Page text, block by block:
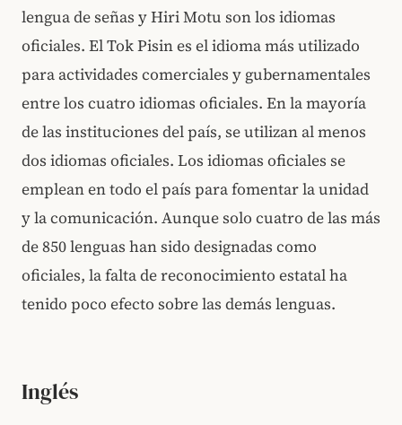
lengua de señas y Hiri Motu son los idiomas
oficiales. El Tok Pisin es el idioma más utilizado
para actividades comerciales y gubernamentales
entre los cuatro idiomas oficiales. En la mayoría
de las instituciones del país, se utilizan al menos
dos idiomas oficiales. Los idiomas oficiales se
emplean en todo el país para fomentar la unidad
y la comunicación. Aunque solo cuatro de las más
de 850 lenguas han sido designadas como
oficiales, la falta de reconocimiento estatal ha
tenido poco efecto sobre las demás lenguas.
Inglés